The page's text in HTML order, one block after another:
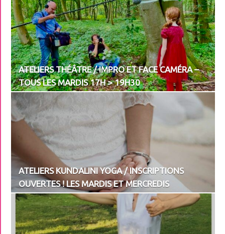
ATELIERS THÉÂTRE / IMPRO ET FACE CAMÉRA –
TOUS LES MARDIS 17H > 19H30
ATELIERS KUNDALINI YOGA / INSCRIPTIONS
OUVERTES ! LES MARDIS ET MERCREDIS